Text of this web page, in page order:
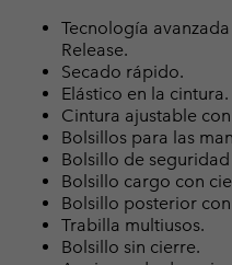
Tecnología
Release.
Secado rápido.
Elástico en la cintura.
Cintura ajustable
Bolsillos para las
Bolsillo de
Bolsillo cargo con
Bolsillo posterior
Trabilla multiusos.
Bolsillo sin cierre.